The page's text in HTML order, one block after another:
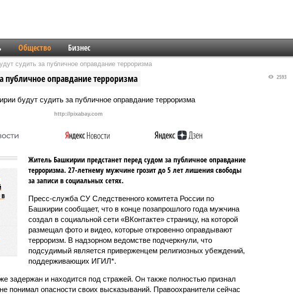
Общество Бизнес
судить за публичное оправдание терроризма
публичное оправдание терроризма 2593
http://pixabay.com
Житель Башкирии предстанет перед судом за публичное оправдание
терроризма. 27-летнему мужчине грозит до 5 лет лишения свободы
за записи в социальных сетях.
Пресс-служба СУ Следственного комитета России по
Башкирии сообщает, что в конце позапрошлого года мужчина
создал в социальной сети «ВКонтакте» страницу, на которой
размещал фото и видео, которые откровенно оправдывают
терроризм. В надзорном ведомстве подчеркнули, что
подсудимый является приверженцем религиозных убеждений,
поддерживающих ИГИЛ*.
задержан и находится под стражей. Он также полностью признал
понимал опасности своих высказываний. Правоохранители сейчас